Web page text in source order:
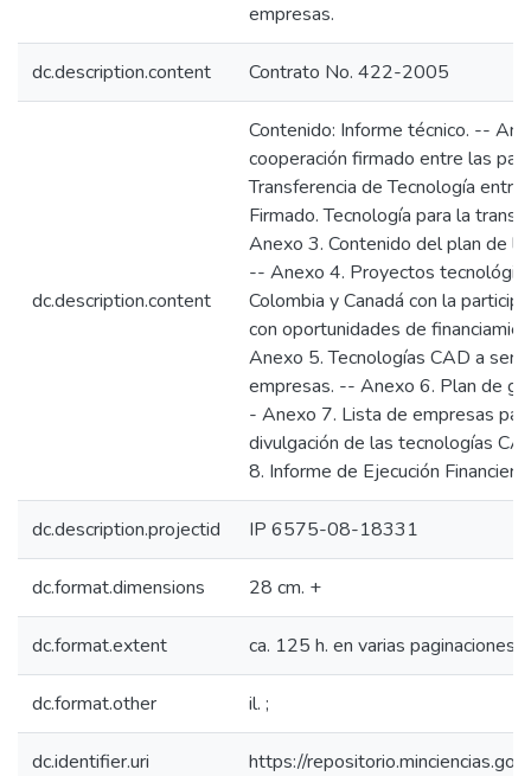
empresas.
dc.description.content Contrato No. 422-2005
dc.description.content
Contenido: Informe técnico. --
cooperación firmado entre las
Transferencia de Tecnología
Firmado. Tecnología para la
Anexo 3. Contenido del plan de
-- Anexo 4. Proyectos
Colombia y Canadá con la
con oportunidades de
Anexo 5. Tecnologías CAD a ser
empresas. -- Anexo 6. Plan de
- Anexo 7. Lista de empresas
divulgación de las tecnologías
8. Informe de Ejecución Financiera.
dc.description.projectid IP 6575-08-18331
dc.format.dimensions 28 cm. +
dc.format.extent ca. 125 h. en varias paginaciones :
dc.format.other il. ;
dc.identifier.uri https://